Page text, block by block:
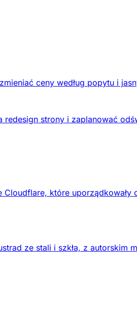
ceny według popytu i
strony i zaplanować
które
ze stali i szkła, z autorskim